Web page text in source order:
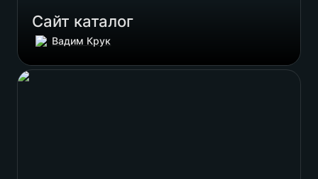
Сайт каталог
Вадим Крук
Упаковка продукту